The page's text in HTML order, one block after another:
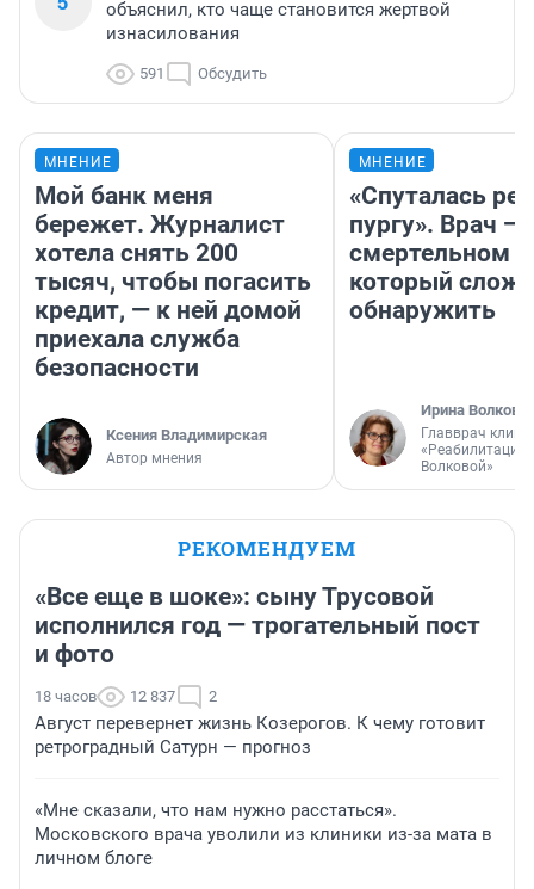
объяснил, кто чаще становится жертвой
изнасилования
591 Обсудить
МНЕНИЕ
Мой банк меня
бережет. Журналист
хотела снять 200
тысяч, чтобы погасить
кредит, — к ней домой
приехала служба
безопасности
Ксения Владимирская
Автор мнения
МНЕНИЕ
«Спуталась
пургу». Врач —
смертельном
который
обнаружить
Ирина Волкова
Главврач
«Реабилитация
Волковой»
РЕКОМЕНДУЕМ
«Все еще в шоке»: сыну Трусовой
исполнился год — трогательный пост
и фото
18 часов 12 837 2
Август перевернет жизнь Козерогов. К чему готовит
ретроградный Сатурн — прогноз
«Мне сказали, что нам нужно расстаться».
Московского врача уволили из клиники из-за мата в
личном блоге